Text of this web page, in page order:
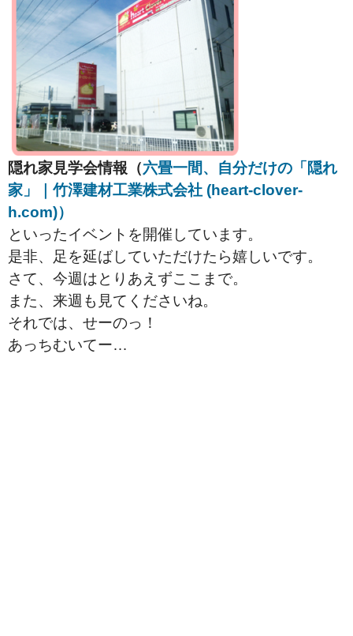
隠れ家見学会情報（六畳一間、自分だけの「隠れ
家」｜竹澤建材工業株式会社 (heart-clover-
h.com)）
といったイベントを開催しています。
是非、足を延ばしていただけたら嬉しいです。
さて、今週はとりあえずここまで。
また、来週も見てくださいね。
それでは、せーのっ！
あっちむいてー…